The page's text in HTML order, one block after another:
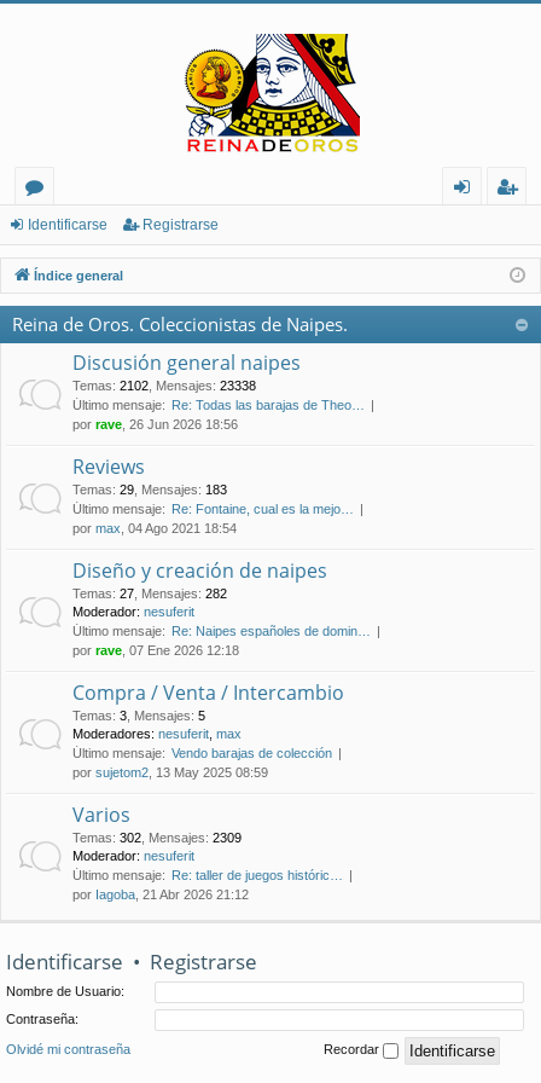
or
os
nt
ifi
ist
ra
Identificarse Registrarse
Índice general
Reina de Oros. Coleccionistas de Naipes.
Discusión general naipes
Temas: 2102 Mensajes: 23338
Último mensaje: Re: Todas las barajas de Theo…
por rave , 26 Jun 2026 18:56
Reviews
Temas: 29 Mensajes: 183
Último mensaje: Re: Fontaine, cual es la mejo…
por max , 04 Ago 2021 18:54
Diseño y creación de naipes
Temas: 27 Mensajes: 282
Moderador: nesuferit
Último mensaje: Re: Naipes españoles de domin…
por rave , 07 Ene 2026 12:18
Compra / Venta / Intercambio
Temas: 3 Mensajes: 5
Moderadores: nesuferit max
Último mensaje: Vendo barajas de colección
por sujetom2 , 13 May 2025 08:59
Varios
Temas: 302 Mensajes: 2309
Moderador: nesuferit
Último mensaje: Re: taller de juegos históric…
por Iagoba , 21 Abr 2026 21:12
Identificarse • Registrarse
Nombre de Usuario:
Contraseña:
Olvidé mi contraseña Recordar